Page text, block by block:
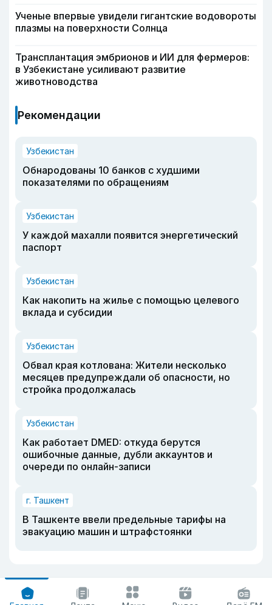
Ученые впервые увидели гигантские водовороты
плазмы на поверхности Солнца
Трансплантация эмбрионов и ИИ для фермеров:
в Узбекистане усиливают развитие
животноводства
Рекомендации
Узбекистан
Обнародованы 10 банков с худшими
показателями по обращениям
Узбекистан
У каждой махалли появится энергетический
паспорт
Узбекистан
Как накопить на жилье с помощью целевого
вклада и субсидии
Узбекистан
Обвал края котлована: Жители несколько
месяцев предупреждали об опасности, но
стройка продолжалась
Узбекистан
Как работает DMED: откуда берутся
ошибочные данные, дубли аккаунтов и
очереди по онлайн-записи
г. Ташкент
В Ташкенте ввели предельные тарифы на
эвакуацию машин и штрафстоянки